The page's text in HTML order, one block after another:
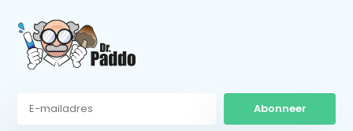
Abonneer